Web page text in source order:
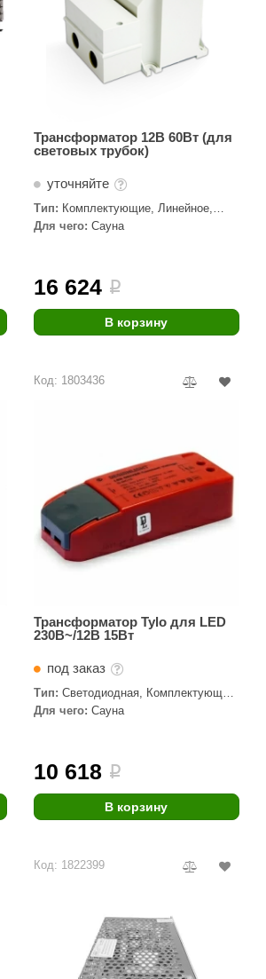
Трансформатор 12В 60Вт (для
световых трубок)
уточняйте
Тип: Комплектующие, Линейное,
Трансформаторы
Для чего: Сауна
16 624 i
В корзину
Код: 1803436
Трансформатор Tylo для LED
230В~/12В 15Вт
под заказ
Тип: Светодиодная, Комплектующие,
Трансформаторы
Для чего: Сауна
10 618 i
В корзину
Код: 1822399